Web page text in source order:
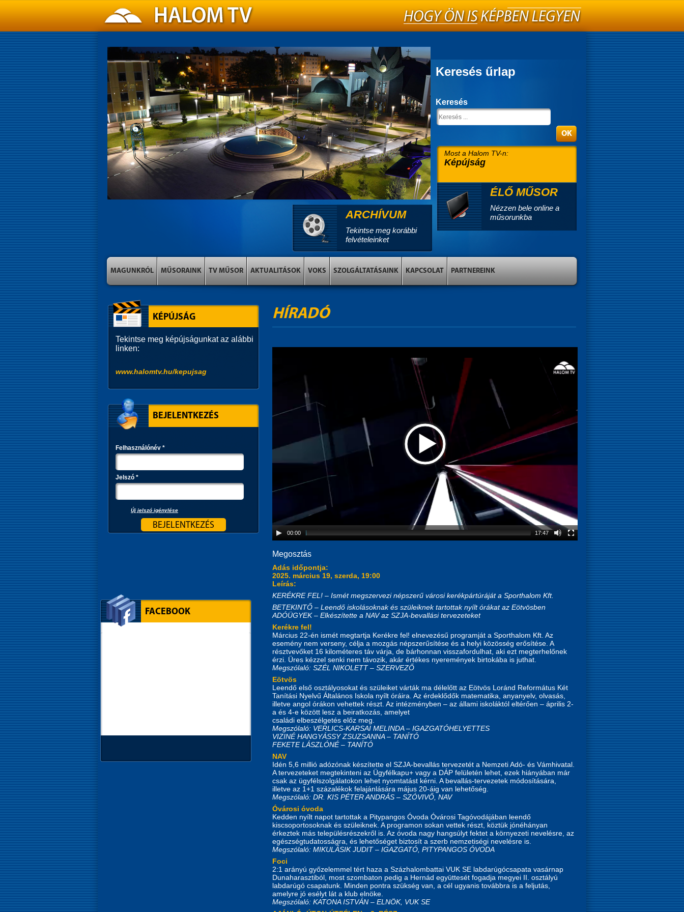
Keresés űrlap
Keresés
Most a Halom TV-n:
Képújság
ÉLŐ MŰSOR
Nézzen bele online a
műsorunkba
ARCHÍVUM
Tekintse meg korábbi
felvételeinket
MAGUNKRÓL MŰSORAINK TV MŰSOR AKTUALITÁSOK VOKS SZOLGÁLTATÁSAINK KAPCSOLAT PARTNEREINK
HÍRADÓ
00:00 17:47
Megosztás
Adás időpontja:
2025. március 19, szerda, 19:00
Leírás:
KERÉKRE FEL! – Ismét megszervezi népszerű városi kerékpártúráját a Sporthalom Kft.
BETEKINTŐ – Leendő iskolásoknak és szüleiknek tartottak nyílt órákat az Eötvösben
ADÓÜGYEK – Elkészítette a NAV az SZJA-bevallási tervezeteket
Kerékre fel!
Március 22-én ismét megtartja Kerékre fel! elnevezésű programját a Sporthalom Kft. Az
esemény nem verseny, célja a mozgás népszerűsítése és a helyi közösség erősítése. A
résztvevőket 16 kilométeres táv várja, de bárhonnan visszafordulhat, aki ezt megterhelőnek
érzi. Üres kézzel senki nem távozik, akár értékes nyeremények birtokába is juthat.
Megszólaló: SZÉL NIKOLETT – SZERVEZŐ
Eötvös
Leendő első osztályosokat és szüleiket várták ma délelőtt az Eötvös Loránd Református Két
Tanítási Nyelvű Általános Iskola nyílt óráira. Az érdeklődők matematika, anyanyelv, olvasás,
illetve angol órákon vehettek részt. Az intézményben – az állami iskoláktól eltérően – április 2-
a és 4-e között lesz a beiratkozás, amelyet
családi elbeszélgetés előz meg.
Megszólaló: VERLICS-KARSAI MELINDA – IGAZGATÓHELYETTES
VIZINÉ HANGYÁSSY ZSUZSANNA – TANÍTÓ
FEKETE LÁSZLÓNÉ – TANÍTÓ
NAV
Idén 5,6 millió adózónak készítette el SZJA-bevallás tervezetét a Nemzeti Adó- és Vámhivatal.
A tervezeteket megtekinteni az Ügyfélkapu+ vagy a DÁP felületén lehet, ezek hiányában már
csak az ügyfélszolgálatokon lehet nyomtatást kérni. A bevallás-tervezetek módosítására,
illetve az 1+1 százalékok felajánlására május 20-áig van lehetőség.
Megszólaló: DR. KIS PÉTER ANDRÁS – SZÓVIVŐ, NAV
Óvárosi óvoda
Kedden nyílt napot tartottak a Pitypangos Óvoda Óvárosi Tagóvodájában leendő
kiscsoportosoknak és szüleiknek. A programon sokan vettek részt, köztük jónéhányan
érkeztek más településrészekről is. Az óvoda nagy hangsúlyt fektet a környezeti nevelésre, az
egészségtudatosságra, és lehetőséget biztosít a szerb nemzetiségi nevelésre is.
Megszólaló: MIKULÁSIK JUDIT – IGAZGATÓ, PITYPANGOS ÓVODA
Foci
2:1 arányú győzelemmel tért haza a Százhalombattai VUK SE labdarúgócsapata vasárnap
Dunaharasztiból, most szombaton pedig a Hernád együttesét fogadja megyei II. osztályú
labdarúgó csapatunk. Minden pontra szükség van, a cél ugyanis továbbra is a feljutás,
amelyre jó esélyt lát a klub elnöke.
Megszólaló: KATONA ISTVÁN – ELNÖK, VUK SE
KÉPÚJSÁG
Tekintse meg képújságunkat az alábbi
linken:
www.halomtv.hu/kepujsag
BEJELENTKEZÉS
Felhasználónév *
Jelszó *
Új jelszó igénylése
FACEBOOK